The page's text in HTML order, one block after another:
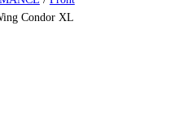
Condor XL